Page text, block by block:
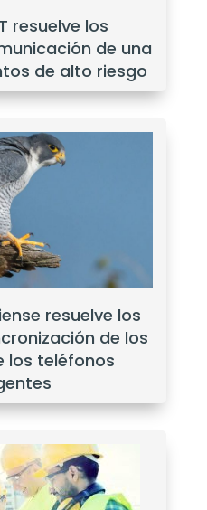
resuelve los
de una
de alto riesgo
resuelve los
de los
los teléfonos